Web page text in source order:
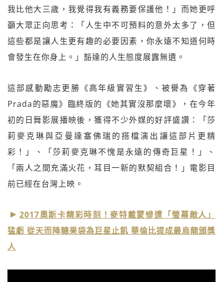
我比他大三歲，我覺得我有義務要保護他！」而她更呼
籲大眾正向思考：「人生中不可預料的意外太多了，但
這些都是讓人生更有趣的必要因素，你永遠不知道何時
會發生在你身上。」豁達的人生態度展露無遺。
這部感動勵志更勝《高年級實習生》、被譽為《穿著
Prada的惡魔》臨終版的《她其實沒那麼壞》，在今年
初的日舞影展播映後，獲得不少外媒的好評盛讚：「莎
莉麥克琳與亞曼達塞佛瑞的搭檔演出讓這部片更精
彩！」、「莎莉麥克琳不愧是永遠的傳奇巨星！」、
「兩人之間充滿火花，耳目一新的默契組合！」電影目
前已經在台灣上映。
2017奧斯卡精彩時刻！麥特戴蒙慘遭「螢幕敵人」
猛虧 從天而降糖果袋為巨星止飢 華倫比提成最烏龍頒獎
人